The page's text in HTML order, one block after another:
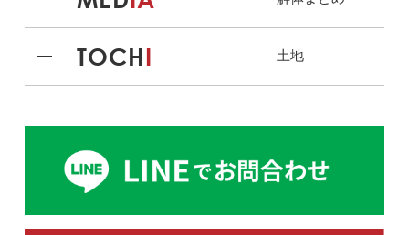
TOCHI 土地